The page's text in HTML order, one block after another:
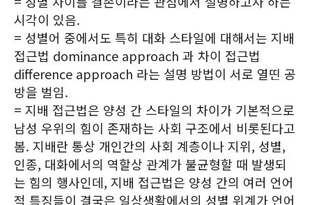
시각이 있음.
= 성별어 중에서도 특히 대화 스타일에 대해서는 지배
접근법 dominance approach 과 차이 접근법
difference approach 라는 설명 방법이 서로 열띤 공
방을 벌임.
= 지배 접근법은 양성 간 스타일의 차이가 기본적으로
남성 우위의 힘이 존재하는 사회 구조에서 비롯된다고
봄. 지배란 통상 개인간의 사회 계층이나 지위, 성별,
인종, 대화에서의 역할상 관계가 불균형할 때 발생되
는 힘의 행사인데, 지배 접근법은 양성 간의 여러 언어
적 특징들이 결국은 일상생활에서의 성별 위계가 언어